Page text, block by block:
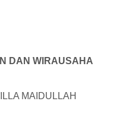
DAN WIRAUSAHA
MAIDULLAH